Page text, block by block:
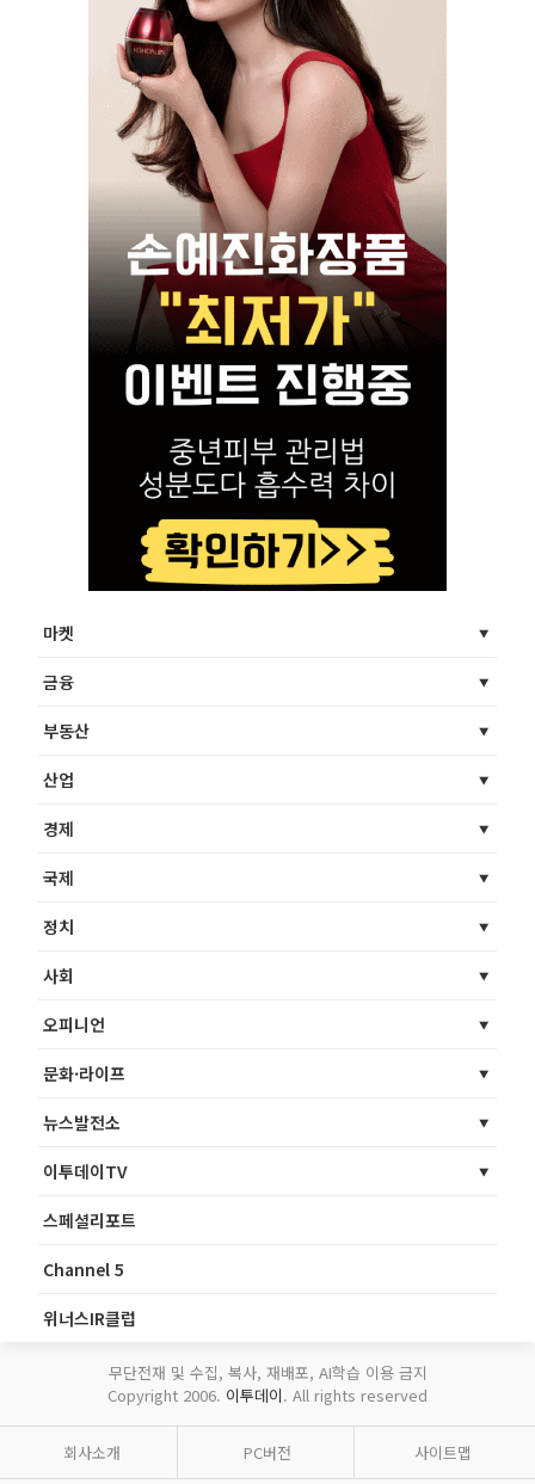
마켓
금융
부동산
산업
경제
국제
정치
사회
오피니언
문화·라이프
뉴스발전소
이투데이TV
스페셜리포트
Channel 5
위너스IR클럽
무단전재 및 수집, 복사, 재배포, AI학습 이용 금지
Copyright 2006. 이투데이. All rights reserved
회사소개 PC버전 사이트맵